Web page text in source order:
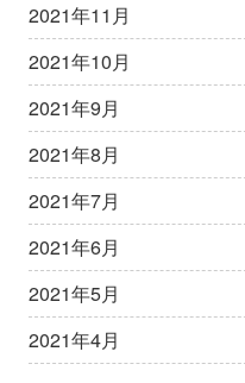
2021年11月
2021年10月
2021年9月
2021年8月
2021年7月
2021年6月
2021年5月
2021年4月